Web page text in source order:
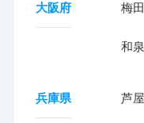
大阪府 梅田
和
兵庫県 芦屋